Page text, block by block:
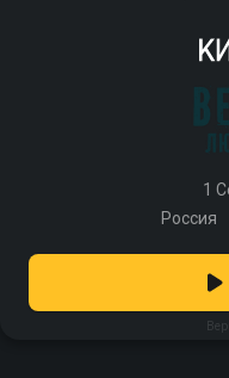
1
Россия